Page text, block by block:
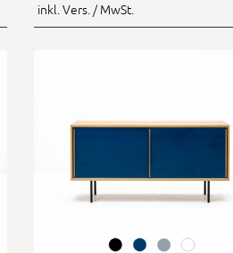
inkl. Vers. / MwSt.